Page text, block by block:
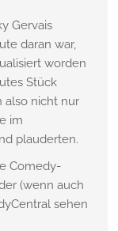
Gervais
daran war,
worden
Stück
also nicht nur
im
plauderten.
Comedy-
(wenn auch
sehen